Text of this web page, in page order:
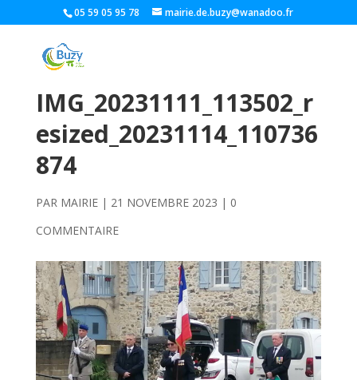
05 59 05 95 78 mairie.de.buzy@wanadoo.fr
IMG_20231111_113502_r
esized_20231114_110736
874
PAR MAIRIE| 21 NOVEMBRE 2023 | 0
COMMENTAIRE